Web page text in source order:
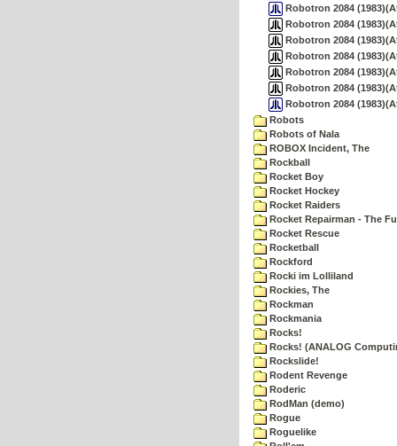
Robotron 2084
Robotron 2084
Robotron 2084
Robotron 2084
Robotron 2084
Robotron 2084
Robotron 2084
Robots
Robots of Nala
ROBOX Incident, The
Rockball
Rocket Boy
Rocket Hockey
Rocket Raiders
Rocket Repairman - The
Rocket Rescue
Rocketball
Rockford
Rocki im Lolliland
Rockies, The
Rockman
Rockmania
Rocks!
Rocks! (ANALOG
Rockslide!
Rodent Revenge
Roderic
RodMan (demo)
Rogue
Roguelike